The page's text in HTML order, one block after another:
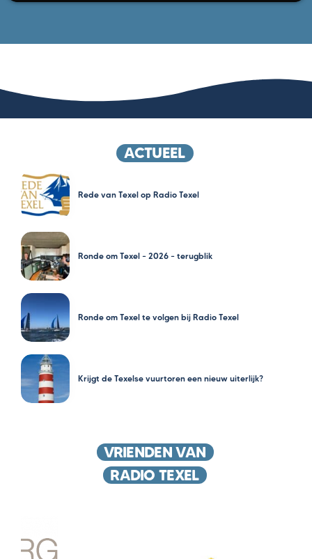
ACTUEEL
Rede van Texel op Radio Texel
Ronde om Texel – 2026 – terugblik
Ronde om Texel te volgen bij Radio Texel
Krijgt de Texelse vuurtoren een nieuw uiterlijk?
VRIENDEN VAN
RADIO TEXEL